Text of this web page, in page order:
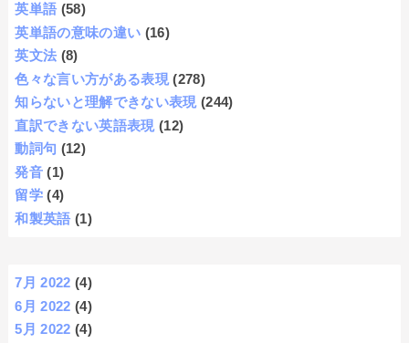
英単語 (58)
英単語の意味の違い (16)
英文法 (8)
色々な言い方がある表現 (278)
知らないと理解できない表現 (244)
直訳できない英語表現 (12)
動詞句 (12)
発音 (1)
留学 (4)
和製英語 (1)
7月 2022 (4)
6月 2022 (4)
5月 2022 (4)